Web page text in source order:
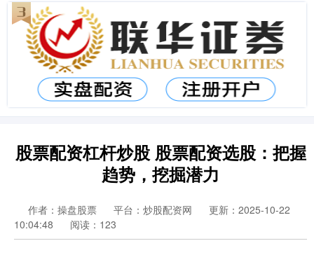
股票配资杠杆炒股 股票配资选股：把握
趋势，挖掘潜力
作者：操盘股票 平台：炒股配资网
更新：2025-10-22
10:04:48
阅读：123